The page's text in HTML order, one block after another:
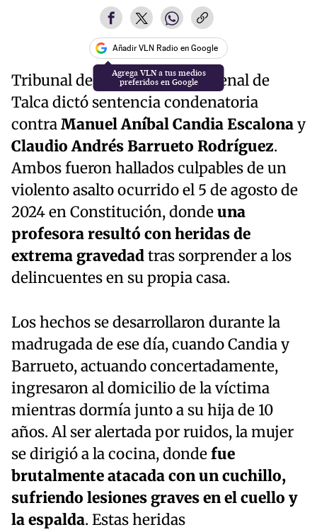
Añadir VLN Radio en Google
Tribunal de Juicio Oral en lo Penal de
Talca dictó sentencia condenatoria
contraManuel Aníbal Candia Escalonay
Claudio Andrés Barrueto Rodríguez.
Ambos fueron hallados culpables de un
violento asalto ocurrido el 5 de agosto de
2024 en Constitución, dondeuna
profesora resultó con heridas de
extrema gravedadtras sorprender a los
delincuentes en su propia casa.
Los hechos se desarrollaron durante la
madrugada de ese día, cuando Candia y
Barrueto, actuando concertadamente,
ingresaron al domicilio de la víctima
mientras dormía junto a su hija de 10
años. Al ser alertada por ruidos, la mujer
se dirigió a la cocina, dondefue
brutalmente atacada con un cuchillo,
sufriendo lesiones graves en el cuello y
la espalda. Estas heridas